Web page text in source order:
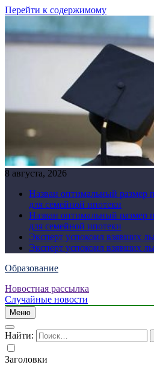
Перейти к содержимому
8 августа, 2026
Назван оптимальный размер
для семейной ипотеки
Назван оптимальный размер
для семейной ипотеки
Эксперт успокоил взявших
Эксперт успокоил взявших
Образование
Новостная рассылка
Случайные новости
Меню
Найти:
Заголовки